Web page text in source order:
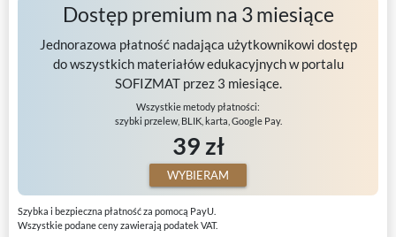
Dostęp premium na 3 miesiące
Jednorazowa płatność nadająca użytkownikowi dostęp
do wszystkich materiałów edukacyjnych w portalu
SOFIZMAT przez 3 miesiące.
Wszystkie metody płatności:
szybki przelew, BLIK, karta, Google Pay.
39 zł
WYBIERAM
Szybka i bezpieczna płatność za pomocą PayU.
Wszystkie podane ceny zawierają podatek VAT.